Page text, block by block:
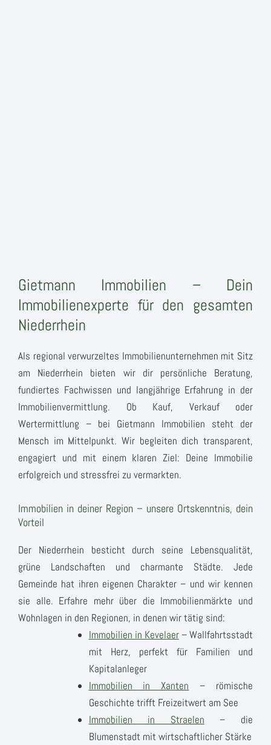
Gietmann Immobilien – Dein
Immobilienexperte für den gesamten
Niederrhein
Als regional verwurzeltes Immobilienunternehmen mit Sitz
am Niederrhein bieten wir dir persönliche Beratung,
fundiertes Fachwissen und langjährige Erfahrung in der
Immobilienvermittlung. Ob Kauf, Verkauf oder
Wertermittlung – bei Gietmann Immobilien steht der
Mensch im Mittelpunkt. Wir begleiten dich transparent,
engagiert und mit einem klaren Ziel: Deine Immobilie
erfolgreich und stressfrei zu vermarkten.
Immobilien in deiner Region – unsere Ortskenntnis, dein
Vorteil
Der Niederrhein besticht durch seine Lebensqualität,
grüne Landschaften und charmante Städte. Jede
Gemeinde hat ihren eigenen Charakter – und wir kennen
sie alle. Erfahre mehr über die Immobilienmärkte und
Wohnlagen in den Regionen, in denen wir tätig sind:
Immobilien in Kevelaer– Wallfahrtsstadt
mit Herz, perfekt für Familien und
Kapitalanleger
Immobilien in Xanten – römische
Geschichte trifft Freizeitwert am See
Immobilien in Straelen – die
Blumenstadt mit wirtschaftlicher Stärke